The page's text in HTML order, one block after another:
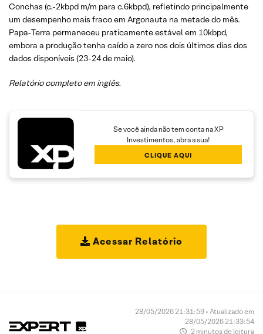
Conchas (c.-2kbpd m/m para c.6kbpd), refletindo principalmente
um desempenho mais fraco em Argonauta na metade do mês.
Papa‑Terra permaneceu praticamente estável em 10kbpd,
embora a produção tenha caído a zero nos dois últimos dias dos
dados disponíveis (23-24 de maio).
Relatório completo em inglês.
Se você ainda não tem conta na XP
Investimentos, abra a sua!
CLIQUE AQUI
Acessar Relatório
28/05/2026 21:31:59 • Atualizado em
28/05/2026 21:33:54
2 minutos de leitura